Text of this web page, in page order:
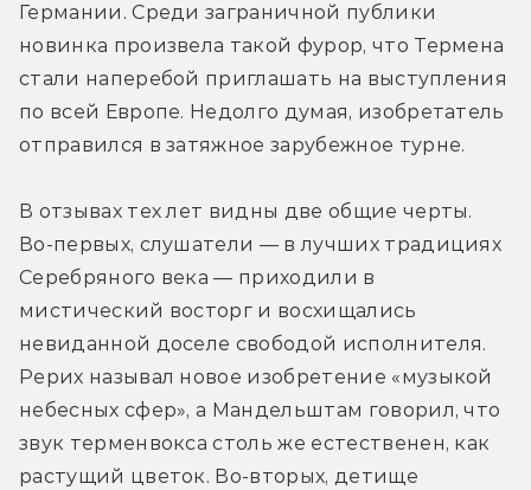
Германии. Среди заграничной публики
новинка произвела такой фурор, что Термена
стали наперебой приглашать на выступления
по всей Европе. Недолго думая, изобретатель
отправился в затяжное зарубежное турне.
В отзывах тех лет видны две общие черты.
Во-первых, слушатели — в лучших традициях
Серебряного века — приходили в
мистический восторг и восхищались
невиданной доселе свободой исполнителя.
Рерих называл новое изобретение «музыкой
небесных сфер», а Мандельштам говорил, что
звук терменвокса столь же естественен, как
растущий цветок. Во-вторых, детище